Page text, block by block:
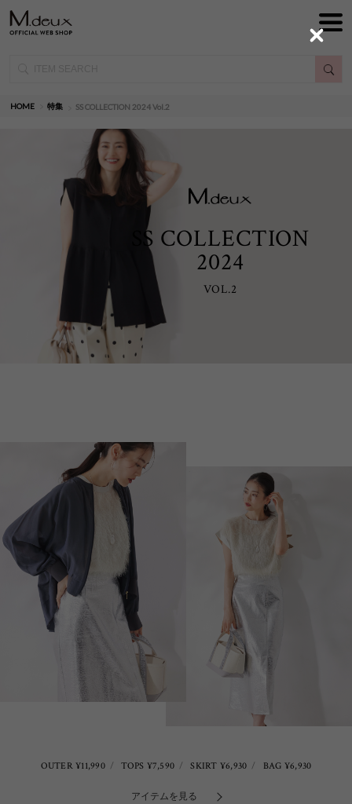
HOME 特集 SS COLLECTION 2024 Vol.2
SS COLLECTION
2024
VOL.2
OUTER ¥11,990 TOPS ¥7,590 SKIRT ¥6,930 BAG ¥6,930
アイテムを見る
Close